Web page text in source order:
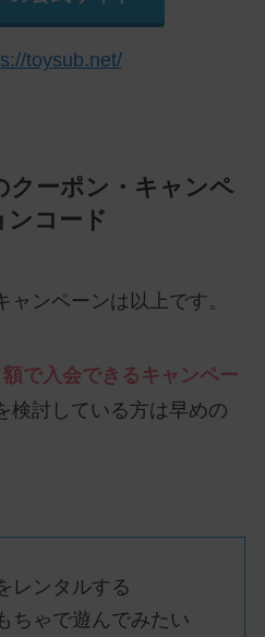
toysub.net/
クーポン・キャンペ
ンコード
ンペーンは以上です。
で入会できるキャンペー
検討している方は早めの
レンタルする
ちゃで遊んでみたい